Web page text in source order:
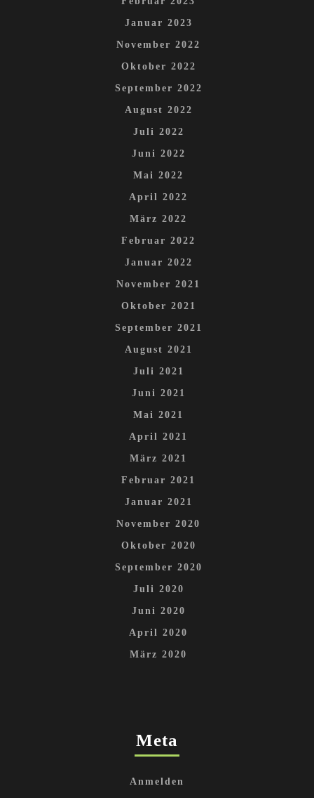
Januar 2023
November 2022
Oktober 2022
September 2022
August 2022
Juli 2022
Juni 2022
Mai 2022
April 2022
März 2022
Februar 2022
Januar 2022
November 2021
Oktober 2021
September 2021
August 2021
Juli 2021
Juni 2021
Mai 2021
April 2021
März 2021
Februar 2021
Januar 2021
November 2020
Oktober 2020
September 2020
Juli 2020
Juni 2020
April 2020
März 2020
Meta
Anmelden